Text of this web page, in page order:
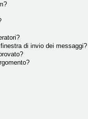
di invio dei messaggi?